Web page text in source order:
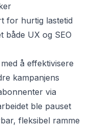
for hurtig lastetid
både UX og SEO
å effektivisere
kampanjens
via
ble pauset
fleksibel ramme